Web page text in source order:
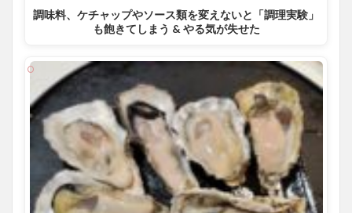
調味料、ケチャップやソース類を変えないと「調理実験」
も飽きてしまう & やる気が失せた